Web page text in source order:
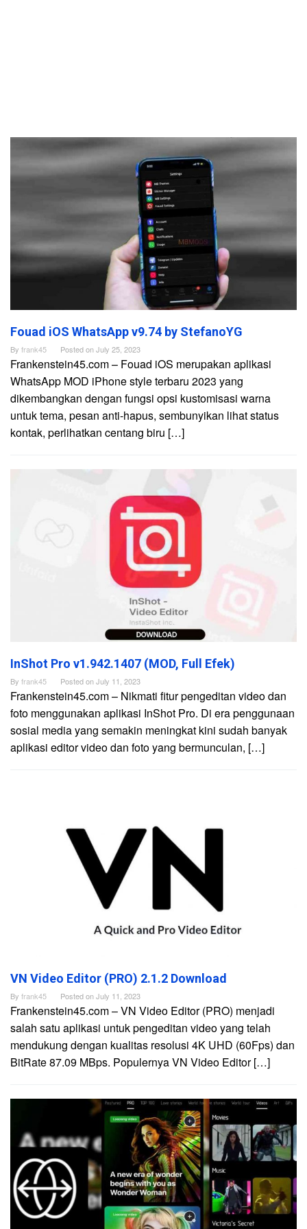
Frankenstein45.Com
Fouad iOS WhatsApp v9.74 by StefanoYG
By frank45 Posted onJuly 25, 2023
Frankenstein45.com – Fouad iOS merupakan aplikasi
WhatsApp MOD iPhone style terbaru 2023 yang
dikembangkan dengan fungsi opsi kustomisasi warna
untuk tema, pesan anti-hapus, sembunyikan lihat status
kontak, perlihatkan centang biru […]
InShot Pro v1.942.1407 (MOD, Full Efek)
By frank45 Posted onJuly 11, 2023
Frankenstein45.com – Nikmati fitur pengeditan video dan
foto menggunakan aplikasi InShot Pro. Di era penggunaan
sosial media yang semakin meningkat kini sudah banyak
aplikasi editor video dan foto yang bermunculan, […]
VN Video Editor (PRO) 2.1.2 Download
By frank45 Posted onJuly 11, 2023
Frankenstein45.com – VN Video Editor (PRO) menjadi
salah satu aplikasi untuk pengeditan video yang telah
mendukung dengan kualitas resolusi 4K UHD (60Fps) dan
BitRate 87.09 MBps. Populernya VN Video Editor […]